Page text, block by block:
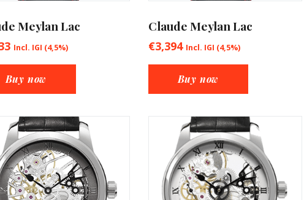
Meylan Lac
Incl. IGI (4,5%)
Buy now
Claude Meylan Lac
€3,394 Incl. IGI (4,5%)
Buy now